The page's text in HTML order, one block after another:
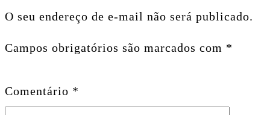
O seu endereço de e-mail não será publicado.
Campos obrigatórios são marcados com *
Comentário *